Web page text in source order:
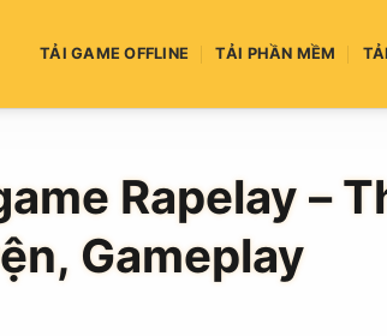
TẢI GAME OFFLINE TẢI PHẦN MỀM
Rapelay –
Gameplay